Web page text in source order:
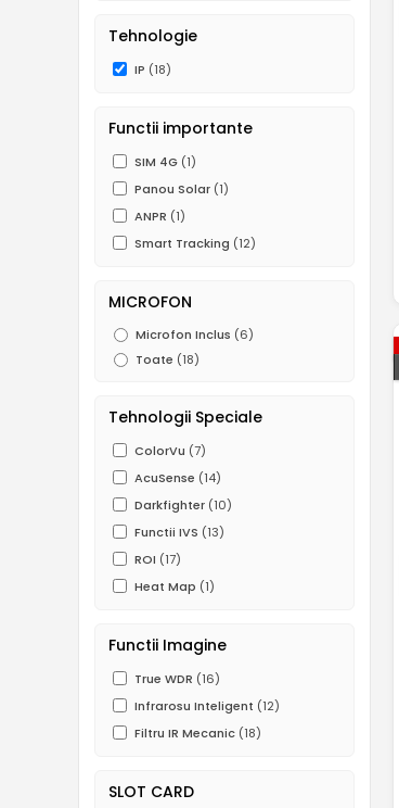
Tehnologie
IP (18)
Functii importante
SIM 4G (1)
Panou Solar (1)
ANPR (1)
Smart Tracking (12)
MICROFON
Microfon Inclus (6)
Toate (18)
Tehnologii Speciale
ColorVu (7)
AcuSense (14)
Darkfighter (10)
Functii IVS (13)
ROI (17)
Heat Map (1)
Functii Imagine
True WDR (16)
Infrarosu Inteligent (12)
Filtru IR Mecanic (18)
SLOT CARD